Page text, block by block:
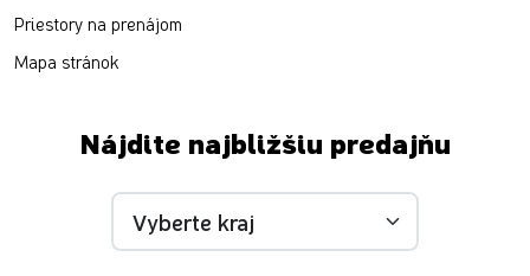
Priestory na prenájom
Mapa stránok
Nájdite najbližšiu predajňu